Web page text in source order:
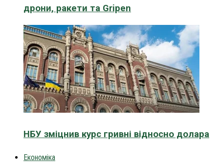
дрони, ракети та Gripen
НБУ зміцнив курс гривні відносно долара
Економіка